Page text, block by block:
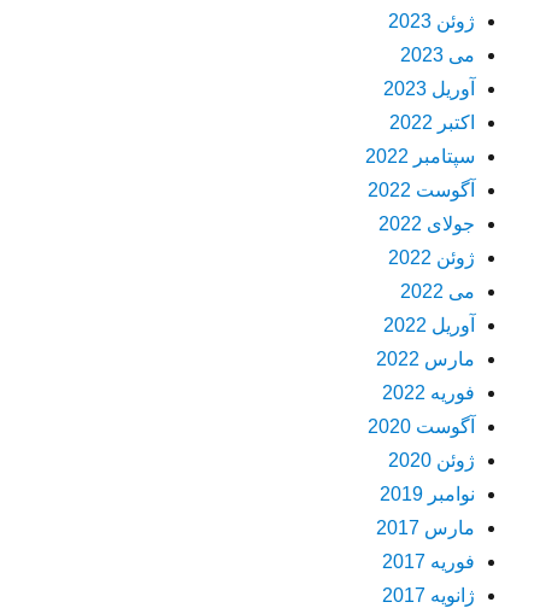
ژوئن 2023
می 2023
آوریل 2023
اکتبر 2022
سپتامبر 2022
آگوست 2022
جولای 2022
ژوئن 2022
می 2022
آوریل 2022
مارس 2022
فوریه 2022
آگوست 2020
ژوئن 2020
نوامبر 2019
مارس 2017
فوریه 2017
ژانویه 2017